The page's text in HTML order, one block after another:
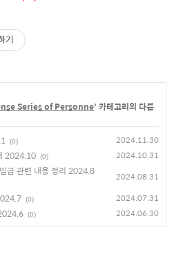
기
Series of Personne' 카테고리의 다른
(0) 2024.11.30
2024.10 (0) 2024.10.31
금 관련 내용 정리 2024.8 2024.08.31
(0) 2024.07.31
(0) 2024.06.30